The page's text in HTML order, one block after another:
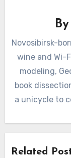
By
Novosibirsk-
wine and Wi-
modeling,
book
a unicycle to
Related